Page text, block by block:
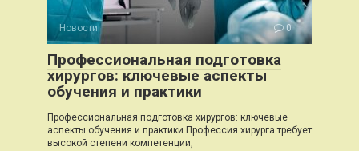
Новости 0
Профессиональная подготовка
хирургов: ключевые аспекты
обучения и практики
Профессиональная подготовка хирургов: ключевые
аспекты обучения и практики Профессия хирурга требует
высокой степени компетенции,